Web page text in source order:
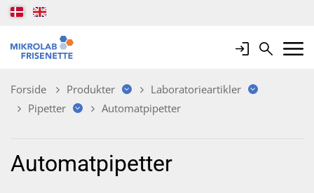
LoginSearchMobile
Forside Produkter
Laboratorieartikler
Pipetter
Automatpipetter
Automatpipetter